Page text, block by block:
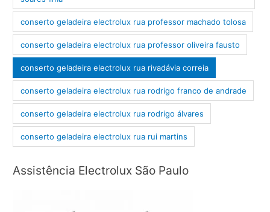
conserto geladeira electrolux rua professor machado tolosa
conserto geladeira electrolux rua professor oliveira fausto
conserto geladeira electrolux rua rivadávia correia
conserto geladeira electrolux rua rodrigo franco de andrade
conserto geladeira electrolux rua rodrigo álvares
conserto geladeira electrolux rua rui martins
Assistência Electrolux São Paulo